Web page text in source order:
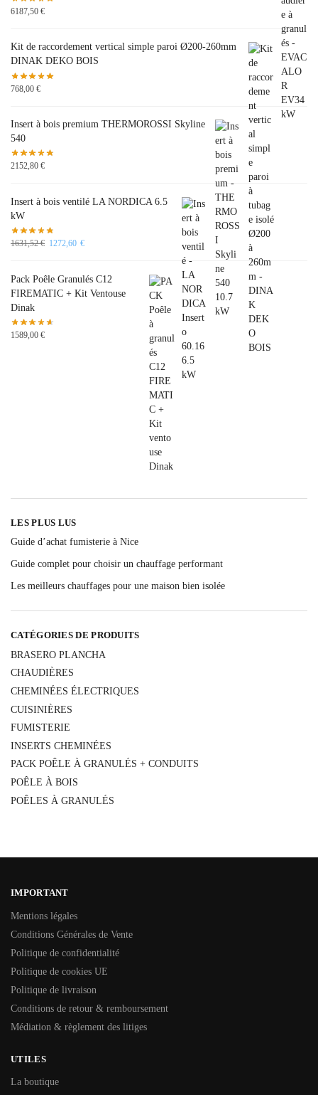
6187,50 €
Kit de raccordement vertical simple paroi Ø200-260mm
DINAK DEKO BOIS
768,00 €
Insert à bois premium THERMOROSSI Skyline
540
2152,80 €
Insert à bois ventilé LA NORDICA 6.5
kW
1631,52€ 1272,60 €
Pack Poêle Granulés C12
FIREMATIC + Kit Ventouse
Dinak
1589,00 €
LES PLUS LUS
Guide d’achat fumisterie à Nice
Guide complet pour choisir un chauffage performant
Les meilleurs chauffages pour une maison bien isolée
CATÉGORIES DE PRODUITS
BRASERO PLANCHA
CHAUDIÈRES
CHEMINÉES ÉLECTRIQUES
CUISINIÈRES
FUMISTERIE
INSERTS CHEMINÉES
PACK POÊLE À GRANULÉS + CONDUITS
POÊLE À BOIS
POÊLES À GRANULÉS
IMPORTANT
Mentions légales
Conditions Générales de Vente
Politique de confidentialité
Politique de cookies UE
Politique de livraison
Conditions de retour & remboursement
Médiation & règlement des litiges
UTILES
La boutique